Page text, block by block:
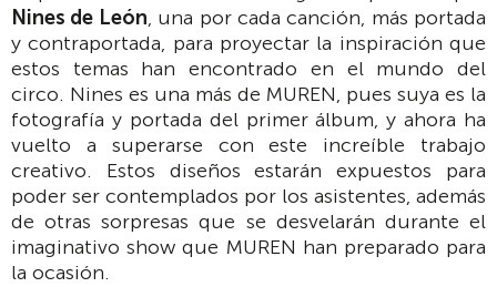
Nines de León, una por cada canción, más portada
y contraportada, para proyectar la inspiración que
estos temas han encontrado en el mundo del
circo. Nines es una más de MUREN, pues suya es la
fotografía y portada del primer álbum, y ahora ha
vuelto a superarse con este increíble trabajo
creativo. Estos diseños estarán expuestos para
poder ser contemplados por los asistentes, además
de otras sorpresas que se desvelarán durante el
imaginativo show que MUREN han preparado para
la ocasión.